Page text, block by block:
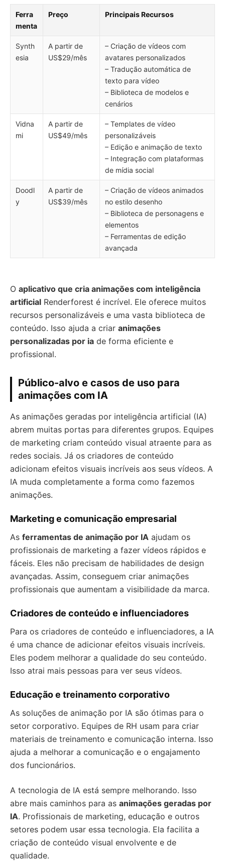
Ferra
menta
Preço Principais Recursos
Synth
esia
A partir de
US$29/mês
– Criação de vídeos com
avatares personalizados
– Tradução automática de
texto para vídeo
– Biblioteca de modelos e
cenários
Vidna
mi
A partir de
US$49/mês
– Templates de vídeo
personalizáveis
– Edição e animação de texto
– Integração com plataformas
de mídia social
Doodl
y
A partir de
US$39/mês
– Criação de vídeos animados
no estilo desenho
– Biblioteca de personagens e
elementos
– Ferramentas de edição
avançada
O aplicativo que cria animações com inteligência
artificial Renderforest é incrível. Ele oferece muitos
recursos personalizáveis e uma vasta biblioteca de
conteúdo. Isso ajuda a criar animações
personalizadas por ia de forma eficiente e
profissional.
Público-alvo e casos de uso para
animações com IA
As animações geradas por inteligência artificial (IA)
abrem muitas portas para diferentes grupos. Equipes
de marketing criam conteúdo visual atraente para as
redes sociais. Já os criadores de conteúdo
adicionam efeitos visuais incríveis aos seus vídeos. A
IA muda completamente a forma como fazemos
animações.
Marketing e comunicação empresarial
As ferramentas de animação por IA ajudam os
profissionais de marketing a fazer vídeos rápidos e
fáceis. Eles não precisam de habilidades de design
avançadas. Assim, conseguem criar animações
profissionais que aumentam a visibilidade da marca.
Criadores de conteúdo e influenciadores
Para os criadores de conteúdo e influenciadores, a IA
é uma chance de adicionar efeitos visuais incríveis.
Eles podem melhorar a qualidade do seu conteúdo.
Isso atrai mais pessoas para ver seus vídeos.
Educação e treinamento corporativo
As soluções de animação por IA são ótimas para o
setor corporativo. Equipes de RH usam para criar
materiais de treinamento e comunicação interna. Isso
ajuda a melhorar a comunicação e o engajamento
dos funcionários.
A tecnologia de IA está sempre melhorando. Isso
abre mais caminhos para as animações geradas por
IA. Profissionais de marketing, educação e outros
setores podem usar essa tecnologia. Ela facilita a
criação de conteúdo visual envolvente e de
qualidade.